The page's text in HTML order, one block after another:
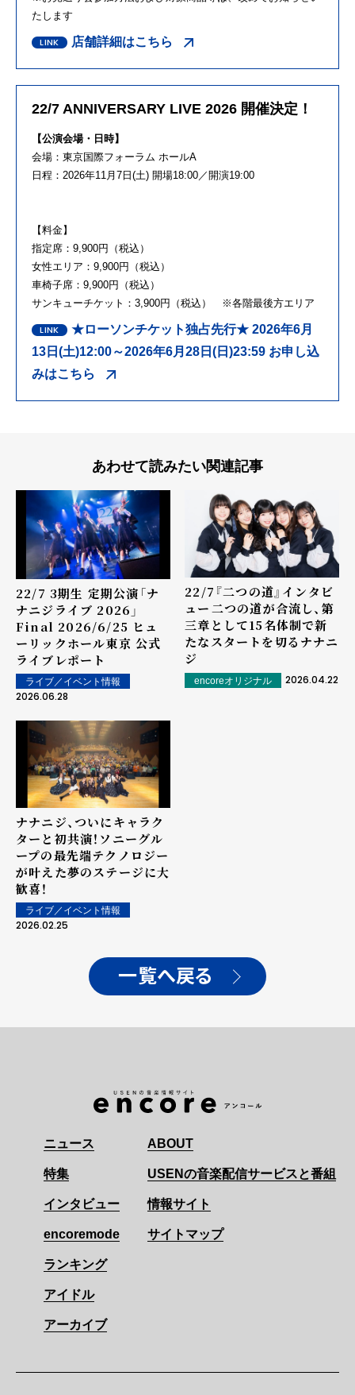
たします
店舗詳細はこちら
22/7 ANNIVERSARY LIVE 2026 開催決定！
【公演会場・日時】
会場：東京国際フォーラム ホールA
日程： 2026年11 月 7 日 (土) 開場18:00 ／開演19:00
【料金】
指定席： 9,900円（税込）
女性エリア： 9,900円（税込）
車椅子席： 9,900円（税込）
サンキューチケット： 3,900円（税込） ※各階最後方エリア
★ローソンチケット独占先行★ 2026年6月
13日(土)12:00～2026年6月28日(日)23:59 お申し込
みはこちら
あわせて読みたい関連記事
22/7 3期生 定期公演「ナ
ナニジライブ 2026」
Final 2026/6/25 ヒュ
ーリックホール東京 公式
ライブレポート
ライブ／イベント情報
2026.06.28
22/7『二つの道』インタビ
ュー――二つの道が合流し、第
三章として15名体制で新
たなスタートを切るナナニ
ジ
encoreオリジナル 2026.04.22
ナナニジ、ついにキャラク
ターと初共演！ソニーグル
ープの最先端テクノロジー
が叶えた夢のステージに大
歓喜！
ライブ／イベント情報
2026.02.25
一覧へ戻る
ニュース
特集
インタビュー
encoremode
ランキング
アイドル
アーカイブ
ABOUT
USENの音楽配信サービスと番組
情報サイト
サイトマップ